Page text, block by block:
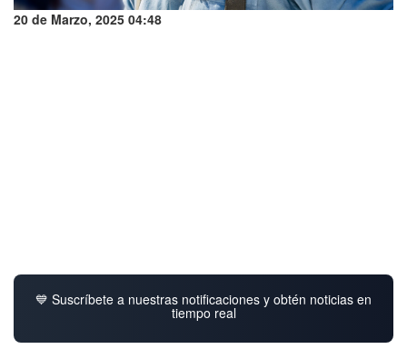
20 de Marzo, 2025 04:48
💙 Suscríbete a nuestras notificaciones y obtén noticias en
tiempo real